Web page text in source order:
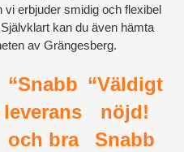
erbjuder smidig och flexibel
kan du även hämta
av Grängesberg.
“Snabb
leverans
och bra
“Väldigt
nöjd!
Snabb